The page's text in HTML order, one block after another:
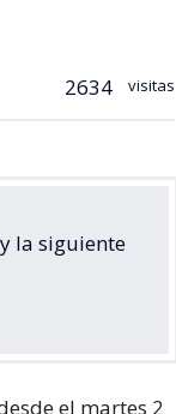
2634 visitas
la siguiente
el martes 2